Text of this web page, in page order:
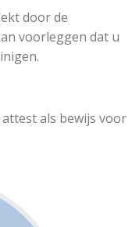
door de
voorleggen dat u
als bewijs voor